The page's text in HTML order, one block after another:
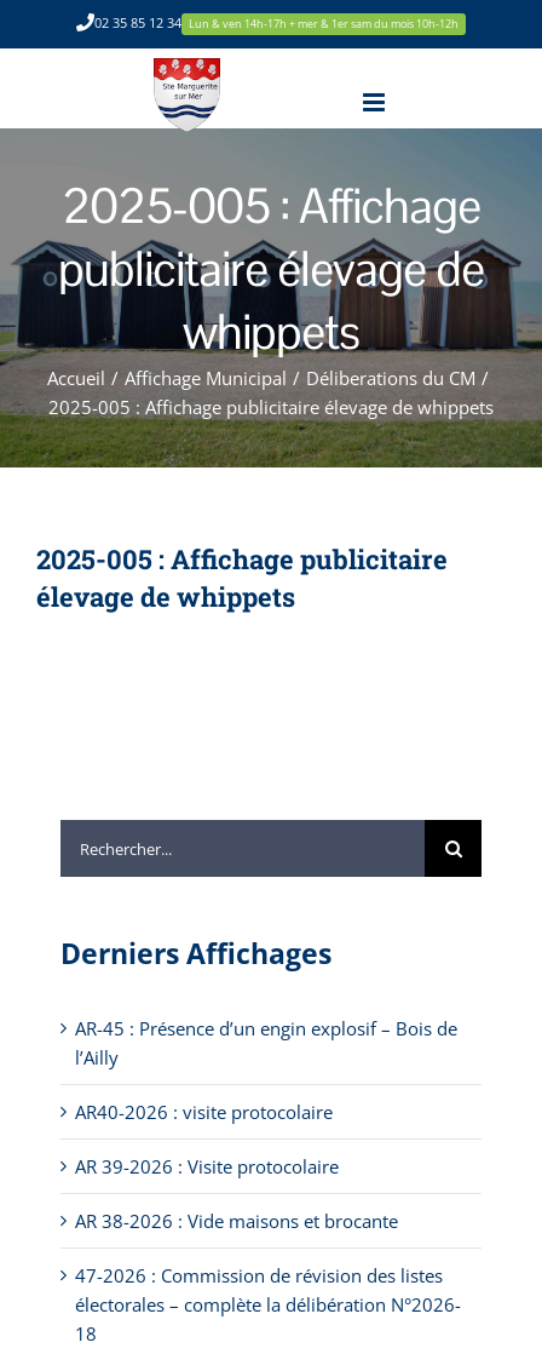
au
02 35 85 12 34 Lun & ven 14h-17h + mer & 1er sam du mois 10h-12h
2025-005 : Affichage
publicitaire élevage de
whippets
Accueil / Affichage Municipal / Déliberations du CM /
2025-005 : Affichage publicitaire élevage de whippets
2025-005 : Affichage publicitaire
élevage de whippets
Derniers Affichages
AR-45 : Présence d’un engin explosif – Bois de
l’Ailly
AR40-2026 : visite protocolaire
AR 39-2026 : Visite protocolaire
AR 38-2026 : Vide maisons et brocante
47-2026 : Commission de révision des listes
électorales – complète la délibération N°2026-
18